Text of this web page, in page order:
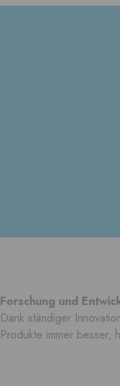
Forschung und
Dank ständiger
Produkte immer besser,